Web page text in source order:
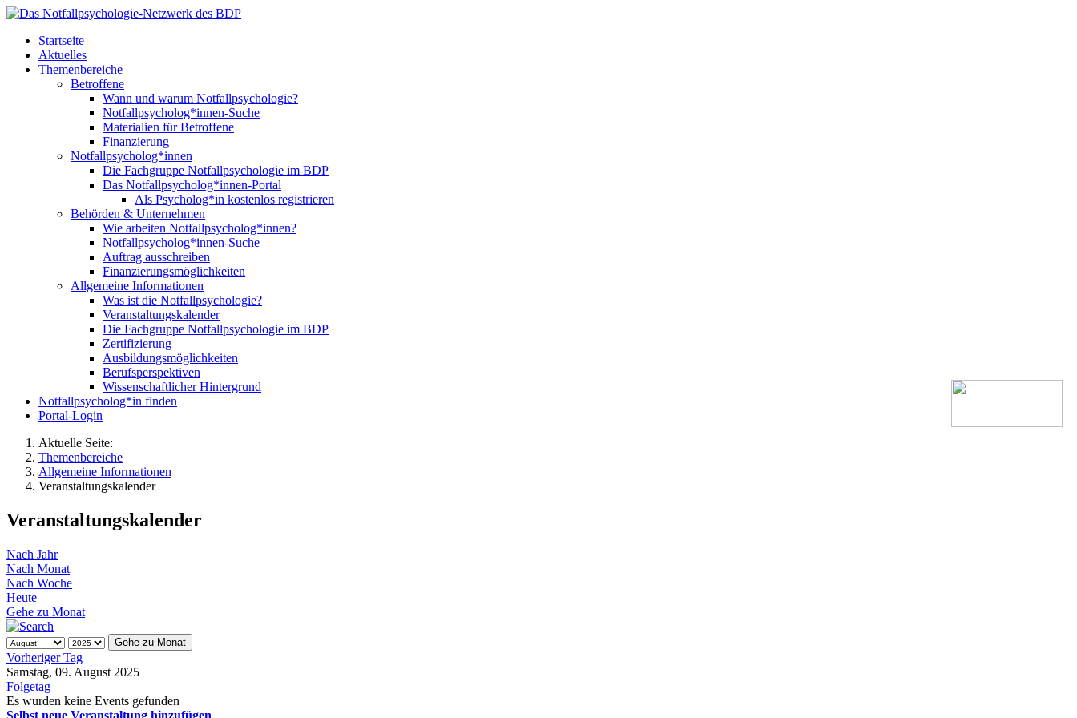
Startseite
Aktuelles
Themenbereiche
Betroffene
Wann und warum Notfallpsychologie?
Notfallpsycholog*innen-Suche
Materialien für Betroffene
Finanzierung
Notfallpsycholog*innen
Die Fachgruppe Notfallpsychologie im BDP
Das Notfallpsycholog*innen-Portal
Als Psycholog*in kostenlos registrieren
Behörden & Unternehmen
Wie arbeiten Notfallpsycholog*innen?
Notfallpsycholog*innen-Suche
Auftrag ausschreiben
Finanzierungsmöglichkeiten
Allgemeine Informationen
Was ist die Notfallpsychologie?
Veranstaltungskalender
Die Fachgruppe Notfallpsychologie im BDP
Zertifizierung
Ausbildungsmöglichkeiten
Berufsperspektiven
Wissenschaftlicher Hintergrund
Notfallpsycholog*in finden
Portal-Login
Aktuelle Seite:
Themenbereiche
Allgemeine Informationen
Veranstaltungskalender
Veranstaltungskalender
Nach Jahr
Nach Monat
Nach Woche
Heute
Gehe zu Monat
Gehe zu Monat
Vorheriger Tag
Samstag, 09. August 2025
Folgetag
Es wurden keine Events gefunden
Selbst neue Veranstaltung hinzufügen